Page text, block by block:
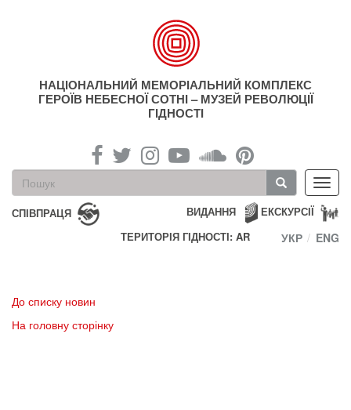
НАЦІОНАЛЬНИЙ МЕМОРІАЛЬНИЙ КОМПЛЕКС
ГЕРОЇВ НЕБЕСНОЇ СОТНІ – МУЗЕЙ РЕВОЛЮЦІЇ
ГІДНОСТІ
Пошукова
форма
Пошук
СПІВПРАЦЯ ЕКСКУРСІЇ
ВИДАННЯ
ТЕРИТОРІЯ ГІДНОСТІ: AR
УКР ENG
До списку новин
На головну сторінку